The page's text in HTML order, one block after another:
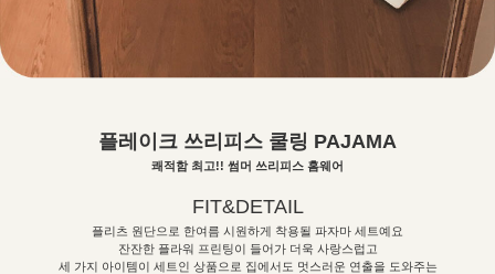
플레이크 쓰리피스 쿨링 PAJAMA
쾌적함 최고!! 썸머 쓰리피스 홈웨어
FIT&DETAIL
플리츠 원단으로 한여름 시원하게 착용될 파자마 세트예요
잔잔한 플라워 프린팅이 들어가 더욱 사랑스럽고
세 가지 아이템이 세트인 상품으로 집에서도 멋스러운 연출을 도와주는